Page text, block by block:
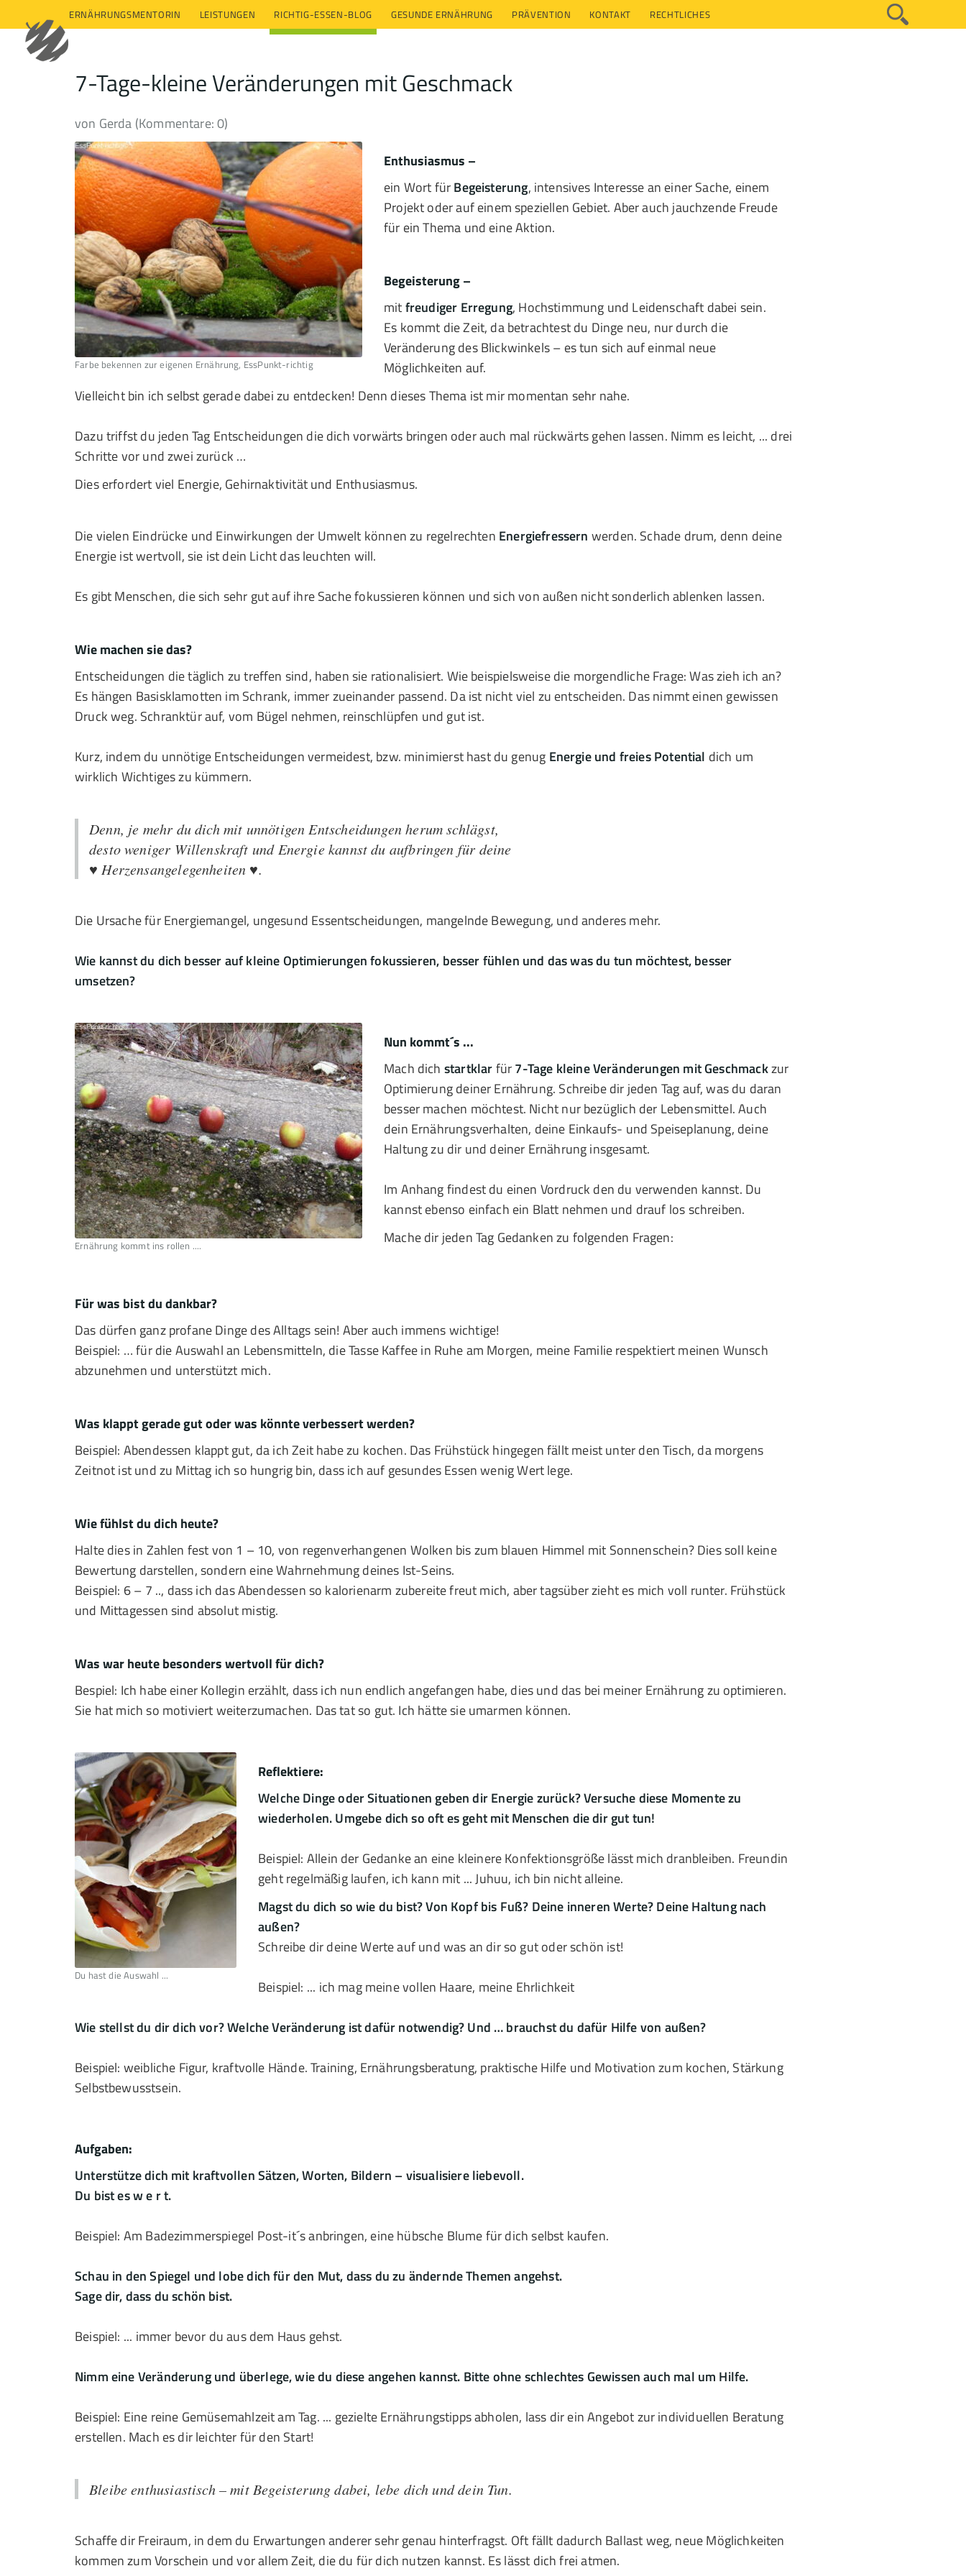
ERNÄHRUNGSMENTORIN LEISTUNGEN RICHTIG-ESSEN-BLOG GESUNDE ERNÄHRUNG PRÄVENTION KONTAKT RECHTLICHES
7-Tage-kleine Veränderungen mit Geschmack
von Gerda (Kommentare: 0)
Farbe bekennen zur eigenen Ernährung, EssPunkt-richtig
Enthusiasmus –
ein Wort fürBegeisterung, intensives Interesse an einer Sache, einem
Projekt oder auf einem speziellen Gebiet. Aber auch jauchzende Freude
für ein Thema und eine Aktion.
Begeisterung –
mitfreudiger Erregung, Hochstimmung und Leidenschaft dabei sein.
Es kommt die Zeit, da betrachtest du Dinge neu, nur durch die
Veränderung des Blickwinkels – es tun sich auf einmal neue
Möglichkeiten auf.
Vielleicht bin ich selbst gerade dabei zu entdecken! Denn dieses Thema ist mir momentan sehr nahe.
Dazu triffst du jeden Tag Entscheidungen die dich vorwärts bringen oder auch mal rückwärts gehen lassen. Nimm es leicht, ... drei
Schritte vor und zwei zurück …
Dies erfordert viel Energie, Gehirnaktivität und Enthusiasmus.
Die vielen Eindrücke und Einwirkungen der Umwelt können zu regelrechten Energiefressern werden. Schade drum, denn deine
Energie ist wertvoll, sie ist dein Licht das leuchten will.
Es gibt Menschen, die sich sehr gut auf ihre Sache fokussieren können und sich von außen nicht sonderlich ablenken lassen.
Wie machen sie das?
Entscheidungen die täglich zu treffen sind, haben sie rationalisiert. Wie beispielsweise die morgendliche Frage: Was zieh ich an?
Es hängen Basisklamotten im Schrank, immer zueinander passend. Da ist nicht viel zu entscheiden. Das nimmt einen gewissen
Druck weg. Schranktür auf, vom Bügel nehmen, reinschlüpfen und gut ist.
Kurz, indem du unnötige Entscheidungen vermeidest, bzw. minimierst hast du genug Energie und freies Potential dich um
wirklich Wichtiges zu kümmern.
Denn, je mehr du dich mit unnötigen Entscheidungen herum schlägst,
desto weniger Willenskraft und Energie kannst du aufbringen für deine
♥ Herzensangelegenheiten ♥.
Die Ursache für Energiemangel, ungesund Essentscheidungen, mangelnde Bewegung, und anderes mehr.
Wie kannst du dich besser auf kleine Optimierungen fokussieren, besser fühlen und das was du tun möchtest, besser
umsetzen?
Ernährung kommt ins rollen ....
Nun kommt´s ...
Mach dich startklarfür7-Tage kleine Veränderungen mit Geschmackzur
Optimierung deiner Ernährung. Schreibe dir jeden Tag auf, was du daran
besser machen möchtest. Nicht nur bezüglich der Lebensmittel. Auch
dein Ernährungsverhalten, deine Einkaufs- und Speiseplanung, deine
Haltung zu dir und deiner Ernährung insgesamt.
Im Anhang findest du einen Vordruck den du verwenden kannst. Du
kannst ebenso einfach ein Blatt nehmen und drauf los schreiben.
Mache dir jeden Tag Gedanken zu folgenden Fragen:
Für was bist du dankbar?
Das dürfen ganz profane Dinge des Alltags sein! Aber auch immens wichtige!
Beispiel: … für die Auswahl an Lebensmitteln, die Tasse Kaffee in Ruhe am Morgen, meine Familie respektiert meinen Wunsch
abzunehmen und unterstützt mich.
Was klappt gerade gut oder was könnte verbessert werden?
Beispiel: Abendessen klappt gut, da ich Zeit habe zu kochen. Das Frühstück hingegen fällt meist unter den Tisch, da morgens
Zeitnot ist und zu Mittag ich so hungrig bin, dass ich auf gesundes Essen wenig Wert lege.
Wie fühlst du dich heute?
Halte dies in Zahlen fest von 1 – 10, von regenverhangenen Wolken bis zum blauen Himmel mit Sonnenschein? Dies soll keine
Bewertung darstellen, sondern eine Wahrnehmung deines Ist-Seins.
Beispiel: 6 – 7 .., dass ich das Abendessen so kalorienarm zubereite freut mich, aber tagsüber zieht es mich voll runter. Frühstück
und Mittagessen sind absolut mistig.
Was war heute besonders wertvoll für dich?
Bespiel: Ich habe einer Kollegin erzählt, dass ich nun endlich angefangen habe, dies und das bei meiner Ernährung zu optimieren.
Sie hat mich so motiviert weiterzumachen. Das tat so gut. Ich hätte sie umarmen können.
Du hast die Auswahl ...
Reflektiere:
Welche Dinge oder Situationen geben dir Energie zurück? Versuche diese Momente zu
wiederholen. Umgebe dich so oft es geht mit Menschen die dir gut tun!
Beispiel: Allein der Gedanke an eine kleinere Konfektionsgröße lässt mich dranbleiben. Freundin
geht regelmäßig laufen, ich kann mit ... Juhuu, ich bin nicht alleine.
Magst du dich so wie du bist? Von Kopf bis Fuß? Deine inneren Werte? Deine Haltung nach
außen?
Schreibe dir deine Werte auf und was an dir so gut oder schön ist!
Beispiel: ... ich mag meine vollen Haare, meine Ehrlichkeit
Wie stellst du dir dich vor? Welche Veränderung ist dafür notwendig? Und … brauchst du dafür Hilfe von außen?
Beispiel: weibliche Figur, kraftvolle Hände. Training, Ernährungsberatung, praktische Hilfe und Motivation zum kochen, Stärkung
Selbstbewusstsein.
Aufgaben:
Unterstütze dich mit kraftvollen Sätzen, Worten, Bildern – visualisiere liebevoll.
Du bist es w e r t.
Beispiel: Am Badezimmerspiegel Post-it´s anbringen, eine hübsche Blume für dich selbst kaufen.
Schau in den Spiegel und lobe dich für den Mut, dass du zu ändernde Themen angehst.
Sage dir, dass du schön bist.
Beispiel: ... immer bevor du aus dem Haus gehst.
Nimm eine Veränderung und überlege, wie du diese angehen kannst. Bitte ohne schlechtes Gewissen auch mal um Hilfe.
Beispiel: Eine reine Gemüsemahlzeit am Tag. ... gezielte Ernährungstipps abholen, lass dir ein Angebot zur individuellen Beratung
erstellen. Mach es dir leichter für den Start!
Bleibe enthusiastisch – mit Begeisterung dabei, lebe dich und dein Tun.
Schaffe dir Freiraum, in dem du Erwartungen anderer sehr genau hinterfragst. Oft fällt dadurch Ballast weg, neue Möglichkeiten
kommen zum Vorschein und vor allem Zeit, die du für dich nutzen kannst. Es lässt dich frei atmen.